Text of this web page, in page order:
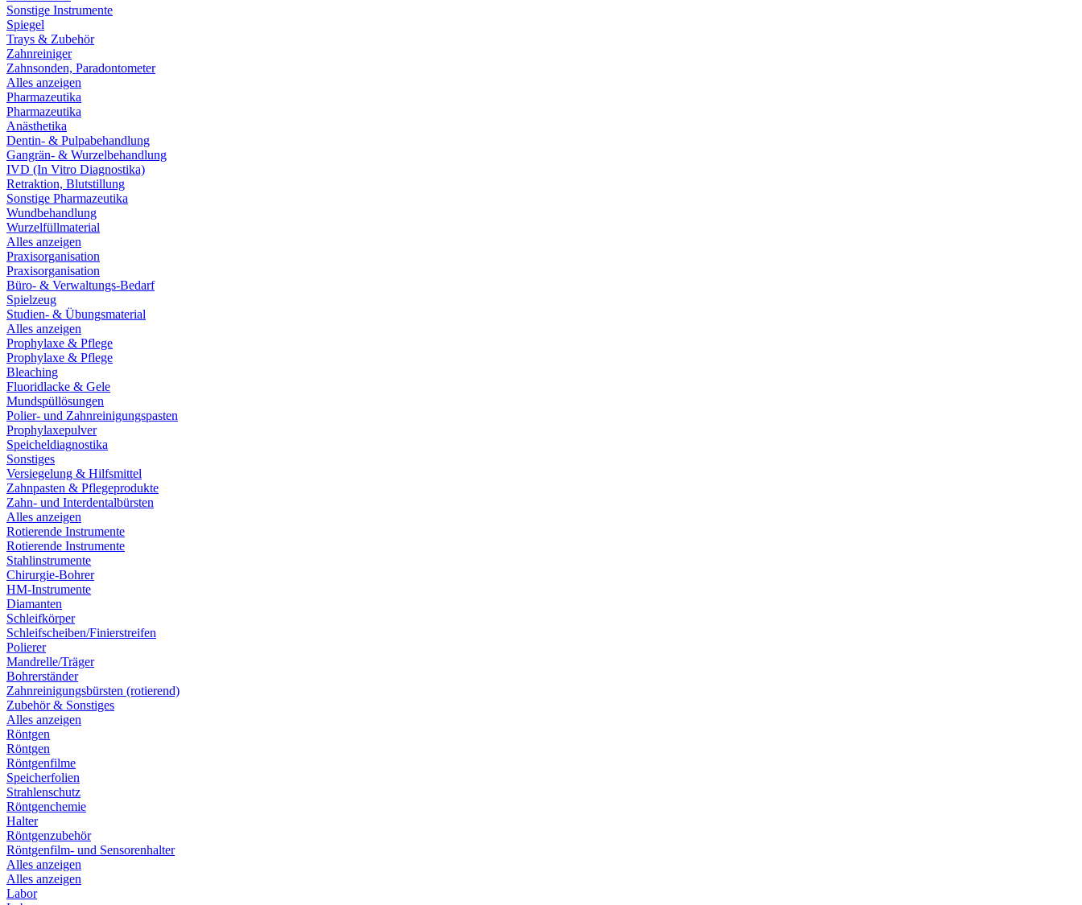
Sonstige Instrumente
Spiegel
Trays & Zubehör
Zahnreiniger
Zahnsonden, Paradontometer
Alles anzeigen
Pharmazeutika
Pharmazeutika
Anästhetika
Dentin- & Pulpabehandlung
Gangrän- & Wurzelbehandlung
IVD (In Vitro Diagnostika)
Retraktion, Blutstillung
Sonstige Pharmazeutika
Wundbehandlung
Wurzelfüllmaterial
Alles anzeigen
Praxisorganisation
Praxisorganisation
Büro- & Verwaltungs-Bedarf
Spielzeug
Studien- & Übungsmaterial
Alles anzeigen
Prophylaxe & Pflege
Prophylaxe & Pflege
Bleaching
Fluoridlacke & Gele
Mundspüllösungen
Polier- und Zahnreinigungspasten
Prophylaxepulver
Speicheldiagnostika
Sonstiges
Versiegelung & Hilfsmittel
Zahnpasten & Pflegeprodukte
Zahn- und Interdentalbürsten
Alles anzeigen
Rotierende Instrumente
Rotierende Instrumente
Stahlinstrumente
Chirurgie-Bohrer
HM-Instrumente
Diamanten
Schleifkörper
Schleifscheiben/Finierstreifen
Polierer
Mandrelle/Träger
Bohrerständer
Zahnreinigungsbürsten (rotierend)
Zubehör & Sonstiges
Alles anzeigen
Röntgen
Röntgen
Röntgenfilme
Speicherfolien
Strahlenschutz
Röntgenchemie
Halter
Röntgenzubehör
Röntgenfilm- und Sensorenhalter
Alles anzeigen
Alles anzeigen
Labor